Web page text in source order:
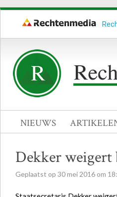
NIEUWS
Dekker weigert
Geplaatst op 30mei 2016 om